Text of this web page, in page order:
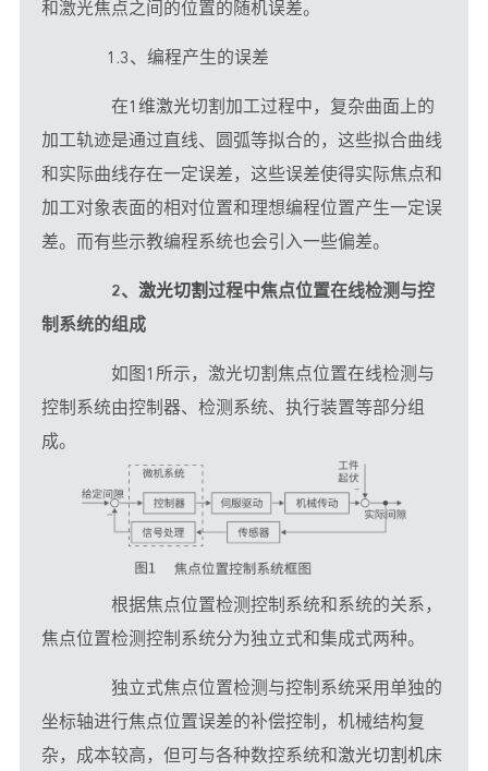
和激光焦点之间的位置的随机误差。
1.3、编程产生的误差
在1维激光切割加工过程中，复杂曲面上的
加工轨迹是通过直线、圆弧等拟合的，这些拟合曲线
和实际曲线存在一定误差，这些误差使得实际焦点和
加工对象表面的相对位置和理想编程位置产生一定误
差。而有些示教编程系统也会引入一些偏差。
2、 激光切割 过程中焦点位置在线检测与控
制系统的组成
如图1所示，激光切割焦点位置在线检测与
控制系统由控制器、检测系统、执行装置等部分组
成。
根据焦点位置检测控制系统和系统的关系，
焦点位置检测控制系统分为独立式和集成式两种。
独立式焦点位置检测与控制系统采用单独的
坐标轴进行焦点位置误差的补偿控制，机械结构复
杂，成本较高，但可与各种数控系统和激光切割机床